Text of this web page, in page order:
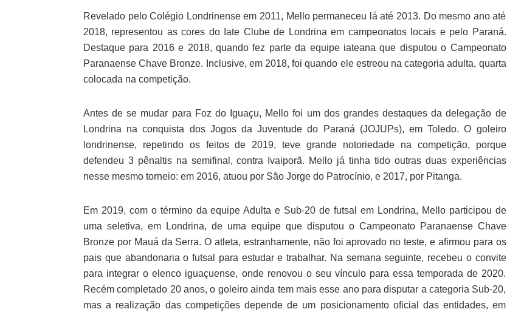
Revelado pelo Colégio Londrinense em 2011, Mello permaneceu lá até 2013. Do mesmo ano até
2018, representou as cores do Iate Clube de Londrina em campeonatos locais e pelo Paraná.
Destaque para 2016 e 2018, quando fez parte da equipe iateana que disputou o Campeonato
Paranaense Chave Bronze. Inclusive, em 2018, foi quando ele estreou na categoria adulta, quarta
colocada na competição.
Antes de se mudar para Foz do Iguaçu, Mello foi um dos grandes destaques da delegação de
Londrina na conquista dos Jogos da Juventude do Paraná (JOJUPs), em Toledo. O goleiro
londrinense, repetindo os feitos de 2019, teve grande notoriedade na competição, porque
defendeu 3 pênaltis na semifinal, contra Ivaiporã. Mello já tinha tido outras duas experiências
nesse mesmo torneio: em 2016, atuou por São Jorge do Patrocínio, e 2017, por Pitanga.
Em 2019, com o término da equipe Adulta e Sub-20 de futsal em Londrina, Mello participou de
uma seletiva, em Londrina, de uma equipe que disputou o Campeonato Paranaense Chave
Bronze por Mauá da Serra. O atleta, estranhamente, não foi aprovado no teste, e afirmou para os
pais que abandonaria o futsal para estudar e trabalhar. Na semana seguinte, recebeu o convite
para integrar o elenco iguaçuense, onde renovou o seu vínculo para essa temporada de 2020.
Recém completado 20 anos, o goleiro ainda tem mais esse ano para disputar a categoria Sub-20,
mas a realização das competições depende de um posicionamento oficial das entidades, em